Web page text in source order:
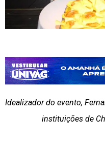
Idealizador do evento,
instituições de